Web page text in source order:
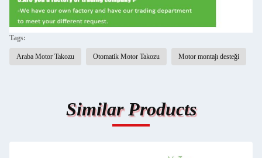
Tags:
Araba Motor Takozu Otomatik Motor Takozu Motor montajı desteği
Similar Products